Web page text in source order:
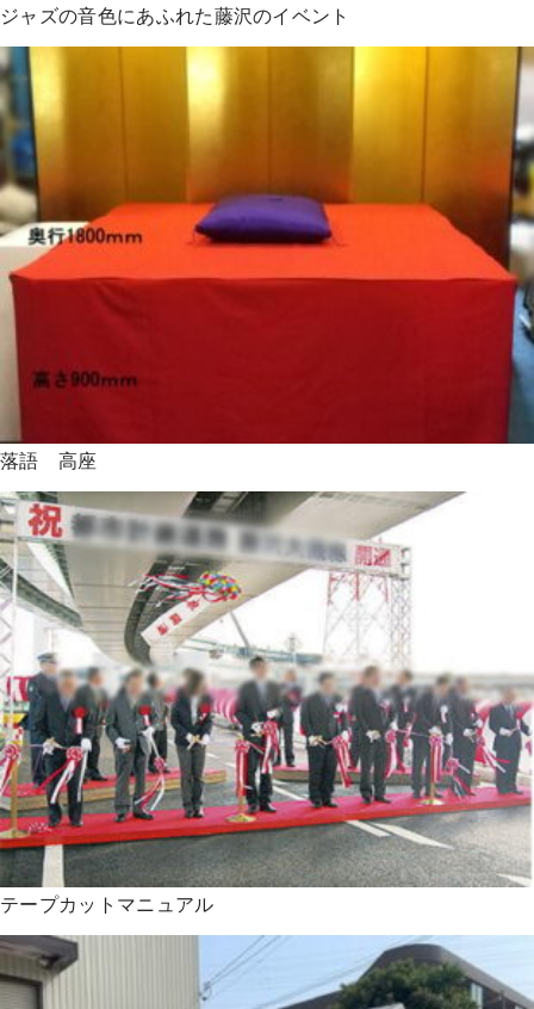
ジャズの音色にあふれた藤沢のイベント
落語 高座
テープカットマニュアル